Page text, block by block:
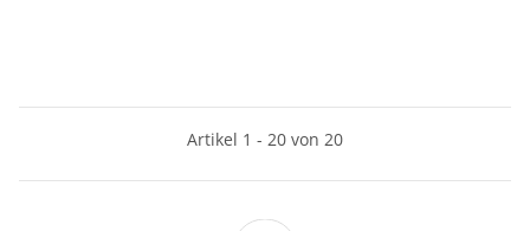
Artikel 1 - 20 von 20